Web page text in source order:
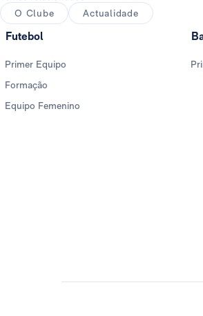
O Clube
Actualidade
Futebol
Primer Equipo
Formação
Equipo Femenino